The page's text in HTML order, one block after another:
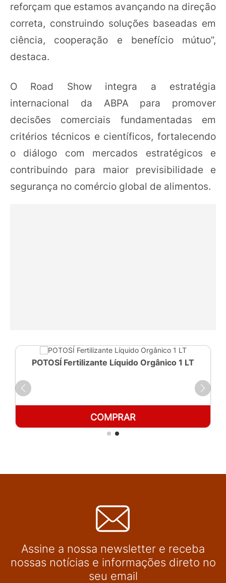
reforçam que estamos avançando na direção
correta, construindo soluções baseadas em
ciência, cooperação e benefício mútuo”,
destaca.
O Road Show integra a estratégia
internacional da ABPA para promover
decisões comerciais fundamentadas em
critérios técnicos e científicos, fortalecendo
o diálogo com mercados estratégicos e
contribuindo para maior previsibilidade e
segurança no comércio global de alimentos.
POTOSÍ Fertilizante Líquido Orgânico 1 LT
COMPRAR
Assine a nossa newsletter e receba
nossas notícias e informações direto no
seu email